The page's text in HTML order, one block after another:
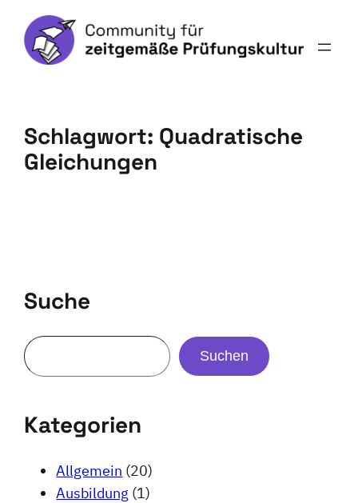
Schlagwort: Quadratische
Gleichungen
Suche
Suchen
Kategorien
Allgemein (20)
Ausbildung (1)